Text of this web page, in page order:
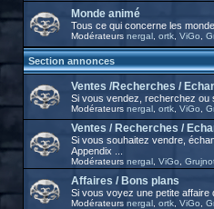
Monde animé
Tous ce qui concerne les
Modérateurs nergal, ortk, ViGo
Section annonces
Ventes /Recherches /
Si vous vendez, recherchez ou
Modérateurs nergal, ortk, ViGo
Ventes / Recherches /
Si vous souhaitez vendre,
Appendix ...
Modérateurs nergal, ViGo
Affaires / Bons plans
Si vous voyez une petite affaire
Modérateurs nergal, ortk, ViGo